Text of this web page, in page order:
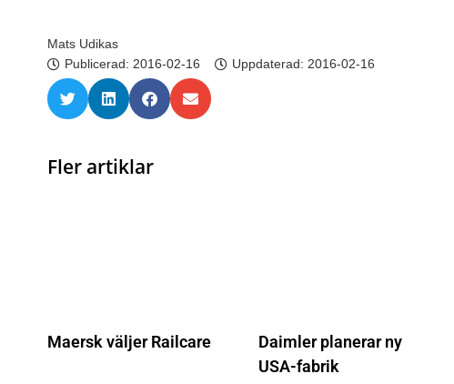
Mats Udikas
Publicerad: 2016-02-16 Uppdaterad: 2016-02-16
Fler artiklar
Maersk väljer Railcare
Daimler planerar ny
USA-fabrik